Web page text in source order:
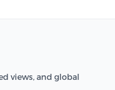
views, and global